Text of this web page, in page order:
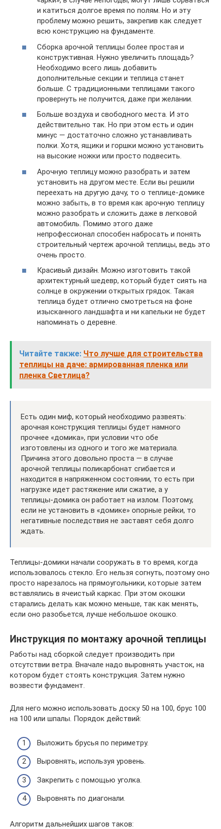
и катиться долгое время по полям. Но и эту
проблему можно решить, закрепив как следует
всю конструкцию на фундаменте.
Сборка арочной теплицы более простая и
конструктивная. Нужно увеличить площадь?
Необходимо всего лишь добавить
дополнительные секции и теплица станет
больше. С традиционными теплицами такого
провернуть не получится, даже при желании.
Больше воздуха и свободного места. И это
действительно так. Но при этом есть и один
минус — достаточно сложно устанавливать
полки. Хотя, ящики и горшки можно установить
на высокие ножки или просто подвесить.
Арочную теплицу можно разобрать и затем
установить на другом месте. Если вы решили
переехать на другую дачу, то о теплице-домике
можно забыть, в то время как арочную теплицу
можно разобрать и сложить даже в легковой
автомобиль. Помимо этого даже
непрофессионал способен набросать и понять
строительный чертеж арочной теплицы, ведь это
очень просто.
Красивый дизайн. Можно изготовить такой
архитектурный шедевр, который будет сиять на
солнце в окружении открытых грядок. Такая
теплица будет отлично смотреться на фоне
изысканного ландшафта и ни капельки не будет
напоминать о деревне.
Читайте также: Что лучше для строительства
теплицы на даче: армированная пленка или
пленка Светлица?
Есть один миф, который необходимо развеять:
арочная конструкция теплицы будет намного
прочнее «домика», при условии что обе
изготовлены из одного и того же материала.
Причина этого довольно проста — в случае
арочной теплицы поликарбонат сгибается и
находится в напряженном состоянии, то есть при
нагрузке идет растяжение или сжатие, а у
теплицы-домика он работает на излом. Поэтому,
если не установить в «домике» опорные рейки, то
негативные последствия не заставят себя долго
ждать.
Теплицы-домики начали сооружать в то время, когда
использовалось стекло. Его нельзя согнуть, поэтому оно
просто нарезалось на прямоугольники, которые затем
вставлялись в ячеистый каркас. При этом окошки
старались делать как можно меньше, так как менять,
если оно разобьется, лучше небольшое окошко.
Инструкция по монтажу арочной теплицы
Работы над сборкой следует производить при
отсутствии ветра. Вначале надо выровнять участок, на
котором будет стоять конструкция. Затем нужно
возвести фундамент.
Для него можно использовать доску 50 на 100, брус 100
на 100 или шпалы. Порядок действий:
Выложить брусья по периметру.
Выровнять, используя уровень.
Закрепить с помощью уголка.
Выровнять по диагонали.
Алгоритм дальнейших шагов таков: